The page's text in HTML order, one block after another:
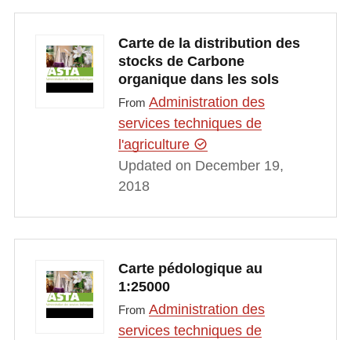
Carte de la distribution des
stocks de Carbone
organique dans les sols
From Administration des
services techniques de
l'agriculture
Updated on December 19,
2018
Carte pédologique au
1:25000
From Administration des
services techniques de